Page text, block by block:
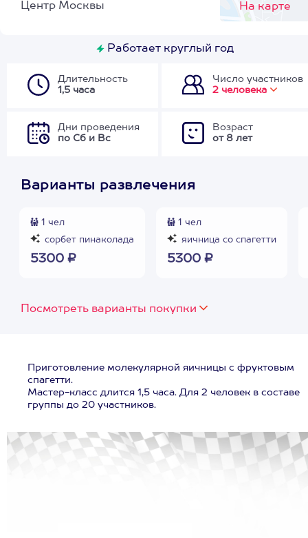
На карте
Центр Москвы
Работает круглый год
Длительность
1,5 часа
Число участников
2 человека
Дни проведения
по Сб и Вс
Возраст
от 8 лет
Варианты развлечения
1 чел
сорбет пинаколада
5300 ₽
1 чел
яичница со спагетти
5300 ₽
Посмотреть варианты покупки
Приготовление молекулярной яичницы с фруктовым
спагетти.
Мастер-класс длится 1,5 часа. Для 2 человек в составе
группы до 20 участников.